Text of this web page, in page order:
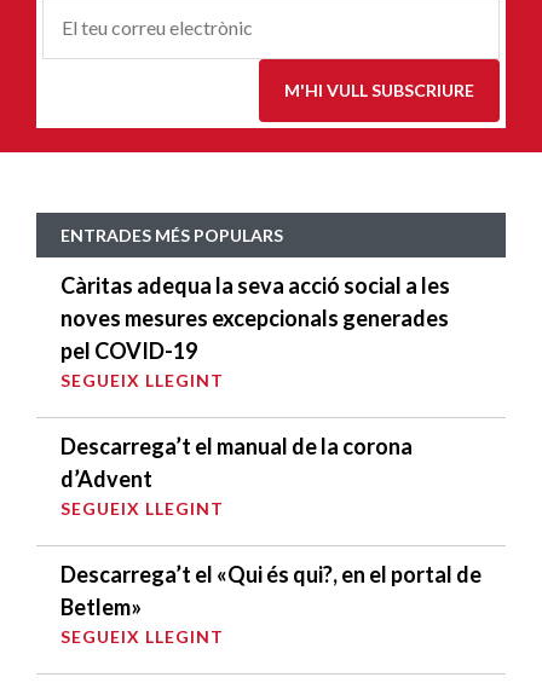
Correu-
M'HI VULL SUBSCRIURE
ENTRADES MÉS POPULARS
Càritas adequa la seva acció social a les
noves mesures excepcionals generades
pel COVID-19
SEGUEIX LLEGINT
Descarrega’t el manual de la corona
d’Advent
SEGUEIX LLEGINT
Descarrega’t el «Qui és qui?, en el portal de
Betlem»
SEGUEIX LLEGINT